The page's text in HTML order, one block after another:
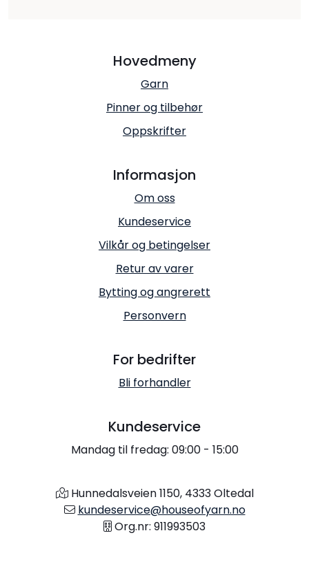
Hovedmeny
Garn
Pinner og tilbehør
Oppskrifter
Informasjon
Om oss
Kundeservice
Vilkår og betingelser
Retur av varer
Bytting og angrerett
Personvern
For bedrifter
Bli forhandler
Kundeservice
Mandag til fredag: 09:00 - 15:00
Hunnedalsveien 1150, 4333 Oltedal
kundeservice@houseofyarn.no
Org.nr: 911993503